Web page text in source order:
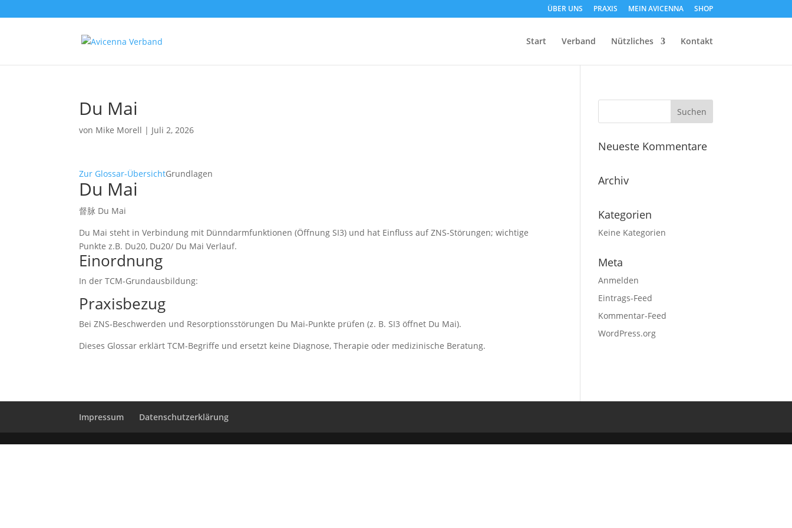
ÜBER UNS PRAXIS MEIN AVICENNA SHOP
Start Verband Nützliches Kontakt
Du Mai
von Mike Morell | Juli 2, 2026
Zur Glossar-ÜbersichtGrundlagen
Du Mai
督脉 Du Mai
Du Mai steht in Verbindung mit Dünndarmfunktionen (Öffnung SI3) und hat Einfluss auf ZNS‑Störungen; wichtige
Punkte z.B. Du20, Du20/ Du Mai Verlauf.
Einordnung
In der TCM-Grundausbildung:
Praxisbezug
Bei ZNS‑Beschwerden und Resorptionsstörungen Du Mai‑Punkte prüfen (z. B. SI3 öffnet Du Mai).
Dieses Glossar erklärt TCM-Begriffe und ersetzt keine Diagnose, Therapie oder medizinische Beratung.
Neueste Kommentare
Archiv
Kategorien
Keine Kategorien
Meta
Anmelden
Eintrags-Feed
Kommentar-Feed
WordPress.org
Impressum Datenschutzerklärung